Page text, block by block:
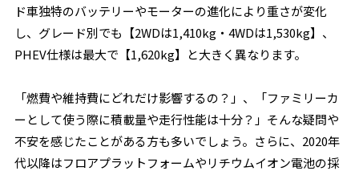
ド車独特のバッテリーやモーターの進化により重さが変化
し、グレード別でも【2WDは1,410kg・4WDは1,530kg】、
PHEV仕様は最大で【1,620kg】と大きく異なります。
「燃費や維持費にどれだけ影響するの？」、「ファミリーカ
ーとして使う際に積載量や走行性能は十分？」そんな疑問や
不安を感じたことがある方も多いでしょう。さらに、2020年
代以降はフロアプラットフォームやリチウムイオン電池の採